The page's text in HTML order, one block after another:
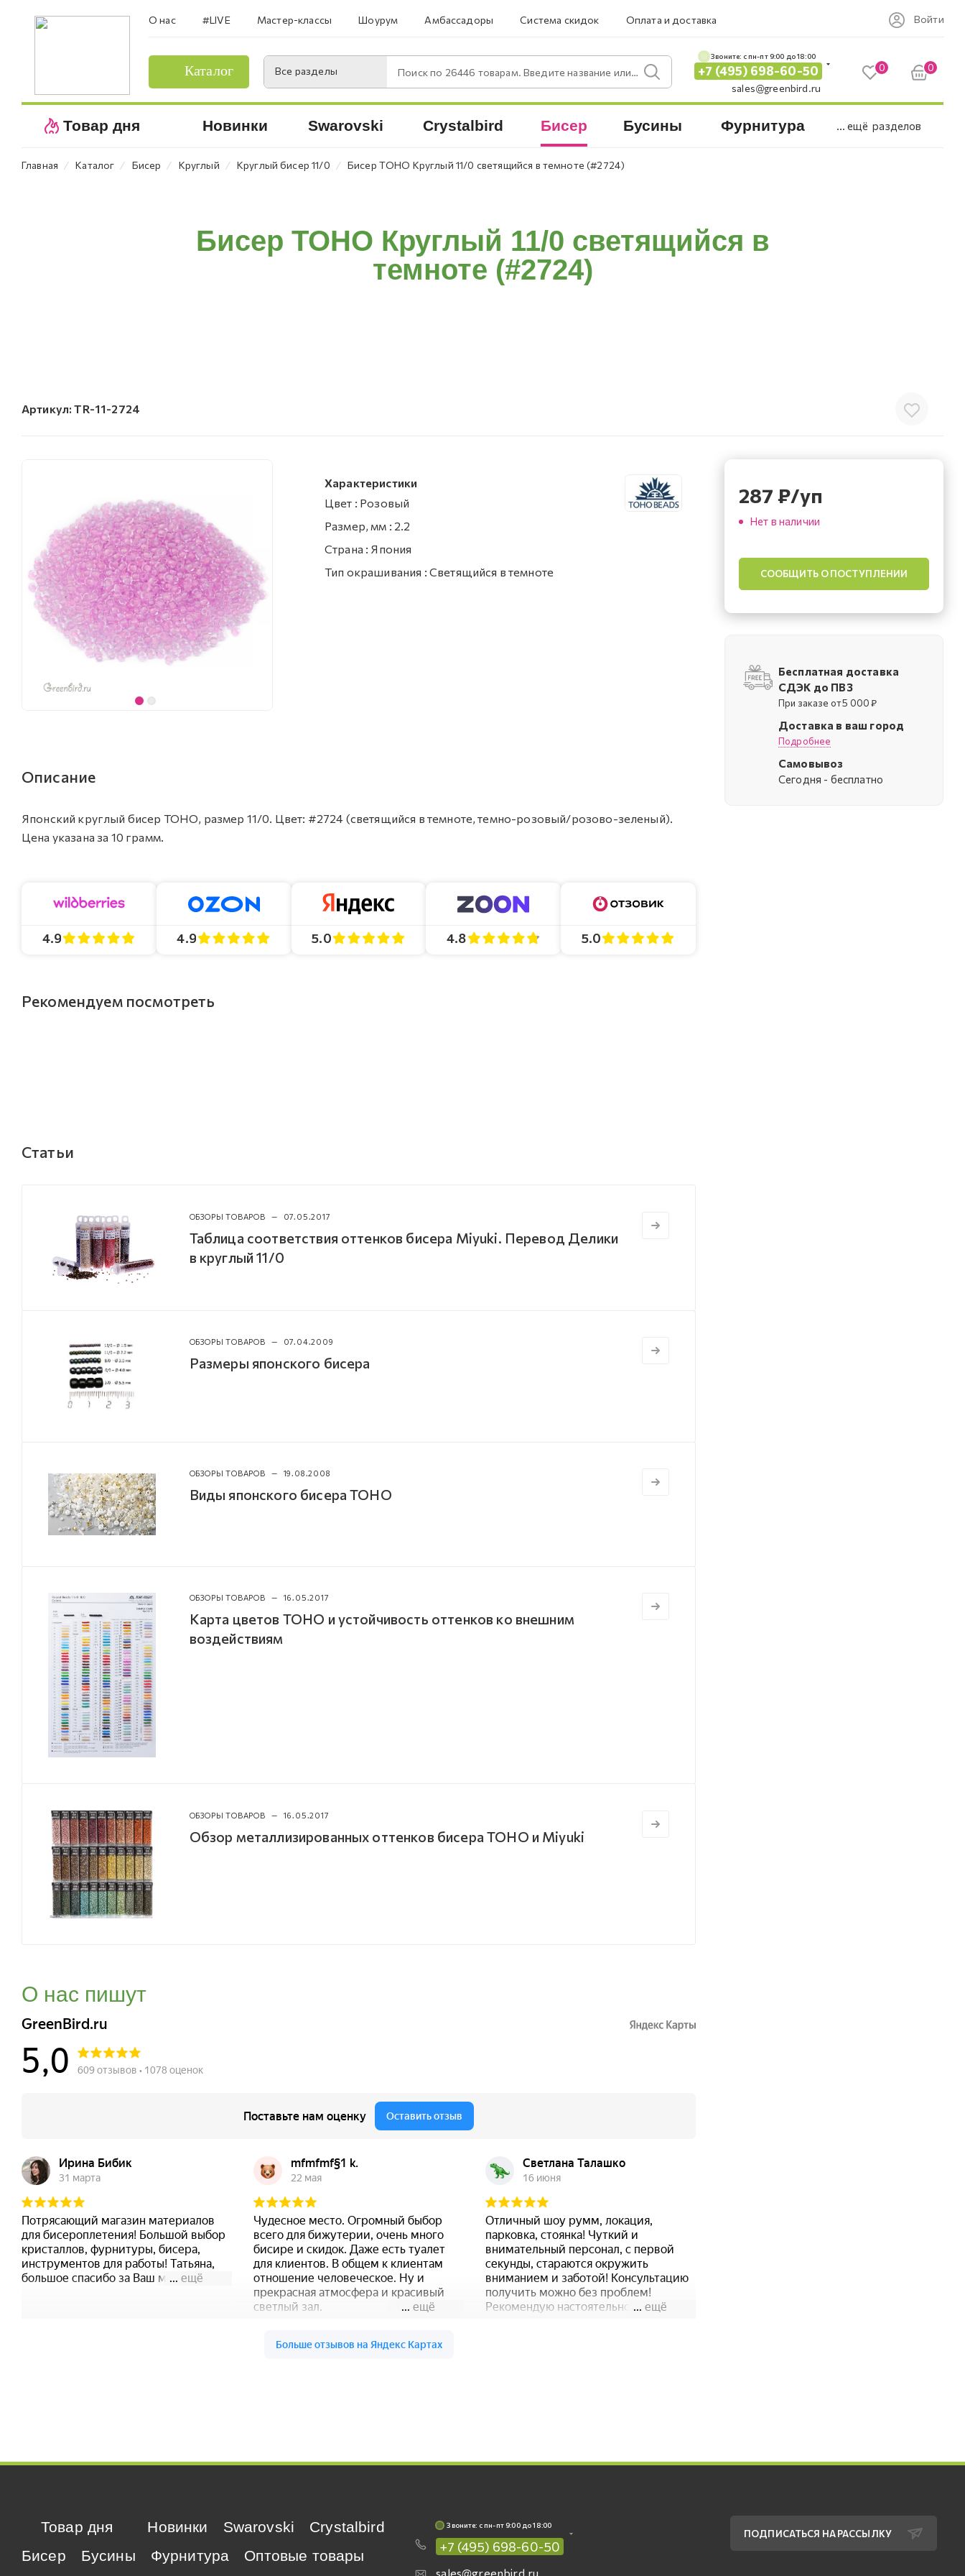
О нас #LIVE Мастер-классы Шоурум Амбассадоры Система скидок Оплата и доставка Войти
Каталог Все разделы Поиск по 26446 товарам. Введите название или артикул.
Звоните: c пн-пт 9:00 до 18:00
+7 (495) 698-60-50
sales@greenbird.ru
0 0
Товар дня Новинки Swarovski Crystalbird Бисер Бусины Фурнитура ... ещё разделов
Главная ⁄ Каталог ⁄ Бисер ⁄ Круглый ⁄ Круглый бисер 11/0 ⁄ Бисер TOHO Круглый 11/0 светящийся в темноте (#2724)
Бисер TOHO Круглый 11/0 светящийся в
темноте (#2724)
Артикул: TR-11-2724
Характеристики
Цвет : Розовый
Размер, мм : 2.2
Страна : Япония
Тип окрашивания : Светящийся в темноте
Описание
Японский круглый бисер TOHO, размер 11/0. Цвет: #2724 (светящийся в темноте, темно-розовый/розово-зеленый).
Цена указана за 10 грамм.
4.9 4.9 5.0 4.8 5.0
Рекомендуем посмотреть
Статьи
ОБЗОРЫ ТОВАРОВ — 07.05.2017
Таблица соответствия оттенков бисера Miyuki. Перевод Делики
в круглый 11/0
ОБЗОРЫ ТОВАРОВ — 07.04.2009
Размеры японского бисера
ОБЗОРЫ ТОВАРОВ — 19.08.2008
Виды японского бисера TOHO
ОБЗОРЫ ТОВАРОВ — 16.05.2017
Карта цветов TOHO и устойчивость оттенков ко внешним
воздействиям
ОБЗОРЫ ТОВАРОВ — 16.05.2017
Обзор металлизированных оттенков бисера TOHO и Miyuki
О нас пишут
287 ₽/уп
Нет в наличии
СООБЩИТЬ О ПОСТУПЛЕНИИ
Бесплатная доставка
СДЭК до ПВЗ
При заказе от 5 000 ₽
Доставка в ваш город
Подробнее
Самовывоз
Cегодня - бесплатно
Товар дня Новинки Swarovski
Crystalbird
Бисер
Бусины Фурнитура Оптовые товары
Звоните: c пн-пт 9:00 до 18:00
+7 (495) 698-60-50
sales@greenbird.ru
ПОДПИСАТЬСЯ НА РАССЫЛКУ